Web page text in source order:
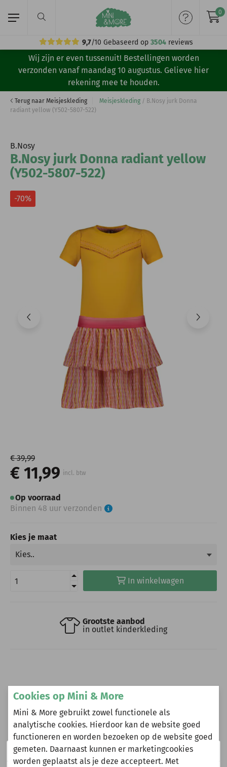
9,7/10 Gebaseerd op 3504 reviews
0
Home
Meisjeskleding
Jongenskleding
Volg ons:
Wij zijn er even tussenuit! Bestellingen worden
verzonden vanaf maandag 10 augustus. Gelieve hier
rekening mee te houden.
Terug naar Meisjeskleding Meisjeskleding / B.Nosy jurk Donna
radiant yellow (Y502-5807-522)
B.Nosy
B.Nosy jurk Donna radiant yellow
(Y502-5807-522)
-70%
€ 39,99
€ 11,99 incl. btw
Op voorraad
Binnen 48 uur verzonden
Kies je maat
In winkelwagen
Grootste aanbod
in outlet kinderkleding
Omschrijving
B.Nosy jurk Donna radiant yellow (Y502-5807-522)
Heeft u vragen?
Wij zijn er even tussenuit!
Cookies op Mini & More
Mini & More gebruikt zowel functionele als
analytische cookies. Hierdoor kan de website goed
functioneren en worden bezoeken op de website goed
gemeten. Daarnaast kunnen er marketingcookies
worden geplaatst als je deze accepteert. Met